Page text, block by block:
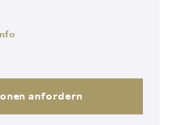
anfordern